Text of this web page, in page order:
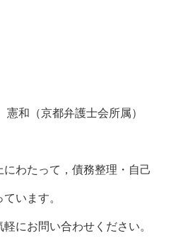
和（京都弁護士会所属）
わたって，債務整理・自己
います。
にお問い合わせください。